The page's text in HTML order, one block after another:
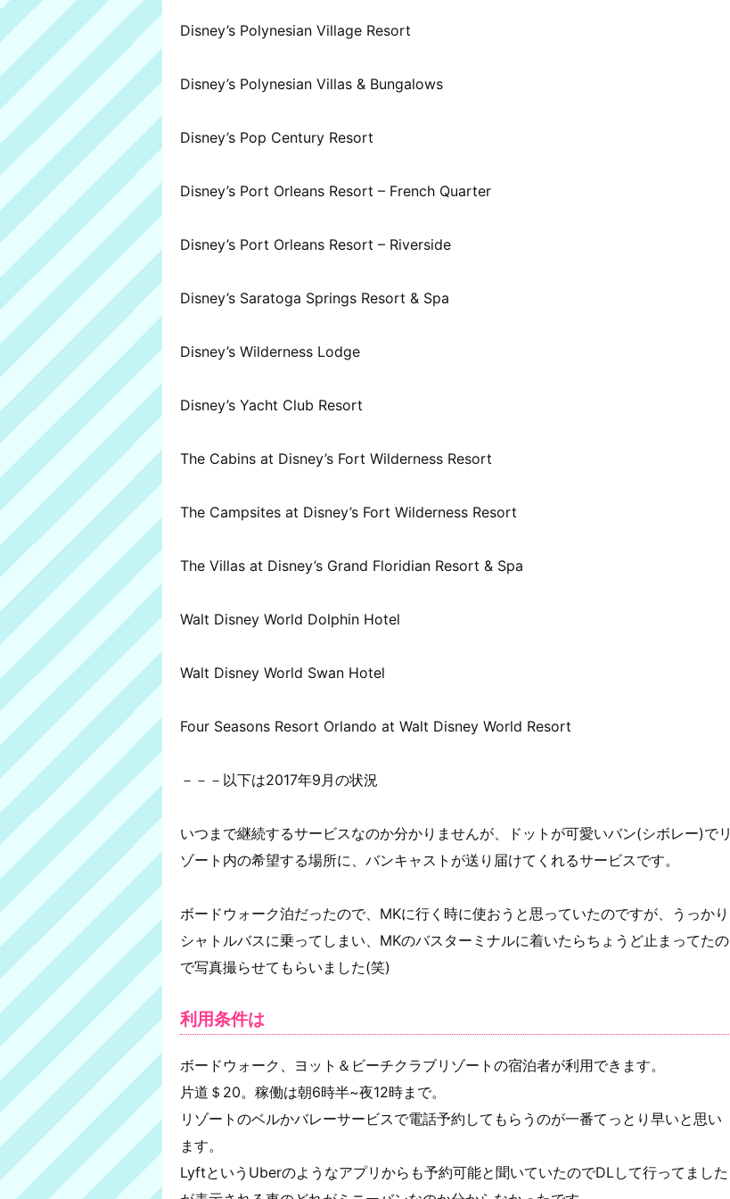
Disney’s Polynesian Village Resort
Disney’s Polynesian Villas & Bungalows
Disney’s Pop Century Resort
Disney’s Port Orleans Resort – French Quarter
Disney’s Port Orleans Resort – Riverside
Disney’s Saratoga Springs Resort & Spa
Disney’s Wilderness Lodge
Disney’s Yacht Club Resort
The Cabins at Disney’s Fort Wilderness Resort
The Campsites at Disney’s Fort Wilderness Resort
The Villas at Disney’s Grand Floridian Resort & Spa
Walt Disney World Dolphin Hotel
Walt Disney World Swan Hotel
Four Seasons Resort Orlando at Walt Disney World Resort
－－－以下は2017年9月の状況
いつまで継続するサービスなのか分かりませんが、ドットが可愛いバン(シボレー)でリ
ゾート内の希望する場所に、バンキャストが送り届けてくれるサービスです。
ボードウォーク泊だったので、MKに行く時に使おうと思っていたのですが、うっかり
シャトルバスに乗ってしまい、MKのバスターミナルに着いたらちょうど止まってたの
で写真撮らせてもらいました(笑)
利用条件は
ボードウォーク、ヨット＆ビーチクラブリゾートの宿泊者が利用できます。
片道＄20。稼働は朝6時半~夜12時まで。
リゾートのベルかバレーサービスで電話予約してもらうのが一番てっとり早いと思い
ます。
LyftというUberのようなアプリからも予約可能と聞いていたのでDLして行ってました